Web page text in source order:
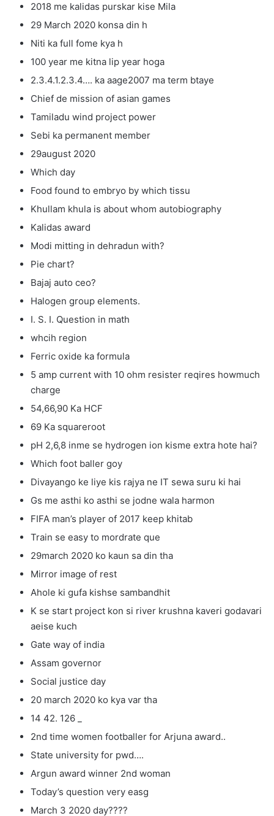
2018 me kalidas purskar kise Mila
29 March 2020 konsa din h
Niti ka full fome kya h
100 year me kitna lip year hoga
2.3.4.1.2.3.4…. ka aage2007 ma term btaye
Chief de mission of asian games
Tamiladu wind project power
Sebi ka permanent member
29august 2020
Which day
Food found to embryo by which tissu
Khullam khula is about whom autobiography
Kalidas award
Modi mitting in dehradun with?
Pie chart?
Bajaj auto ceo?
Halogen group elements.
I. S. I. Question in math
whcih region
Ferric oxide ka formula
5 amp current with 10 ohm resister reqires howmuch
charge
54,66,90 Ka HCF
69 Ka squareroot
pH 2,6,8 inme se hydrogen ion kisme extra hote hai?
Which foot baller goy
Divayango ke liye kis rajya ne IT sewa suru ki hai
Gs me asthi ko asthi se jodne wala harmon
FIFA man’s player of 2017 keep khitab
Train se easy to mordrate que
29march 2020 ko kaun sa din tha
Mirror image of rest
Ahole ki gufa kishse sambandhit
K se start project kon si river krushna kaveri godavari
aeise kuch
Gate way of india
Assam governor
Social justice day
20 march 2020 ko kya var tha
14 42. 126 _
2nd time women footballer for Arjuna award..
State university for pwd….
Argun award winner 2nd woman
Today’s question very easg
March 3 2020 day????